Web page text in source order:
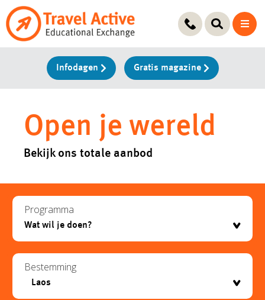
Ga
naar
Infodagen Gratis magazine
Open je wereld
Bekijk ons totale aanbod
Programma
testje
Bestemming